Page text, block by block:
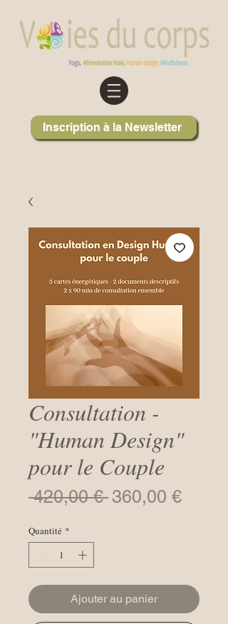
Inscription à la Newsletter
Consultation -
"Human Design"
pour le Couple
420,00 € Prix
360,00 €Prix
Quantité *
Ajouter au panier